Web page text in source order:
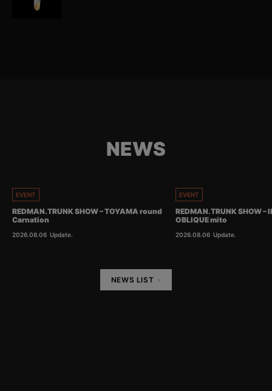
NEWS
EVENT
REDMAN.TRUNK SHOW – TOYAMA round
Carnation
2026.08.06 Update.
EVENT
REDMAN.TRUNK SHOW
OBLIQUE mito
2026.08.06 Update.
NEWS LIST